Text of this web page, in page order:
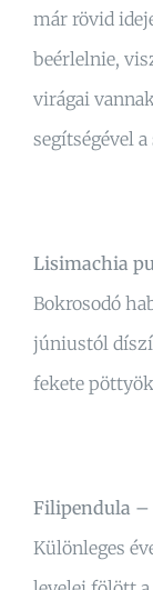
már rövid
beérlelnie,
virágai
segítségével
Lisimachia
Bokrosodó
júniustól
fekete
Filipendula –
Különleges